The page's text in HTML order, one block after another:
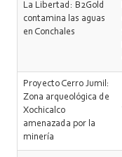
La Libertad: B2Gold
contamina las aguas
en Conchales
Proyecto Cerro Jumil:
Zona arqueológica de
Xochicalco
amenazada por la
minería